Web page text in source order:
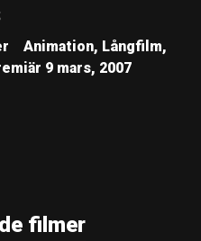
Animation, Långfilm,
9 mars, 2007
filmer